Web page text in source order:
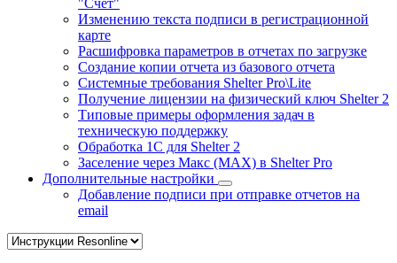
"Счёт"
Изменению текста подписи в регистрационной
карте
Расшифровка параметров в отчетах по загрузке
Создание копии отчета из базового отчета
Системные требования Shelter Pro\Lite
Получение лицензии на физический ключ Shelter 2
Типовые примеры оформления задач в
техническую поддержку
Обработка 1С для Shelter 2
Заселение через Макс (MAX) в Shelter Pro
Дополнительные настройки
Добавление подписи при отправке отчетов на
email